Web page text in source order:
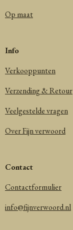
Op maat
Info
Verkooppunten
Verzending & Retour
Veelgestelde vragen
Over Fijn verwoord
Contact
Contactformulier
info@fijnverwoord.nl